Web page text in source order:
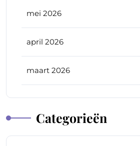
mei 2026
april 2026
maart 2026
Categorieën